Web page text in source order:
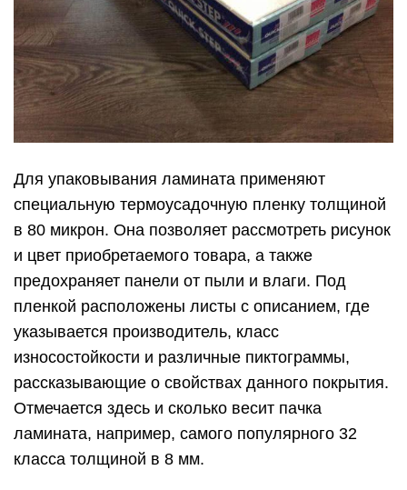
Для упаковывания ламината применяют
специальную термоусадочную пленку толщиной
в 80 микрон. Она позволяет рассмотреть рисунок
и цвет приобретаемого товара, а также
предохраняет панели от пыли и влаги. Под
пленкой расположены листы с описанием, где
указывается производитель, класс
износостойкости и различные пиктограммы,
рассказывающие о свойствах данного покрытия.
Отмечается здесь и сколько весит пачка
ламината, например, самого популярного 32
класса толщиной в 8 мм.